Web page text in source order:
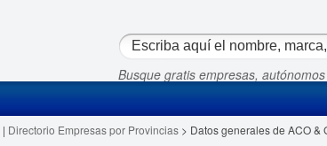
Busque gratis empresas,
| Directorio Empresas por Provincias> Datos generales de ACO &